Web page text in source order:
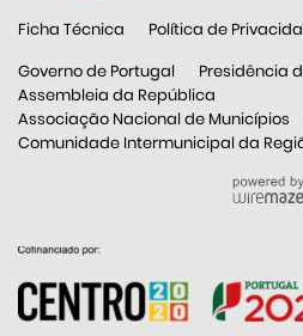
Ficha Técnica
Política de
Governo de Portugal
Presidência
Assembleia da República
Associação Nacional de Municípios
Comunidade Intermunicipal da